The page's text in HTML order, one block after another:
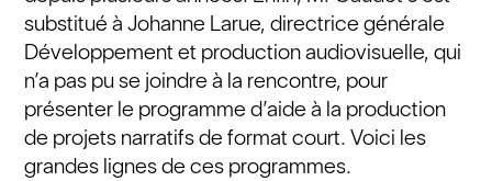
substitué à Johanne Larue, directrice générale
Développement et production audiovisuelle, qui
n’a pas pu se joindre à la rencontre, pour
présenter le programme d’aide à la production
de projets narratifs de format court. Voici les
grandes lignes de ces programmes.